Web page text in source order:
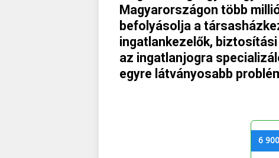
Magyarországon több
befolyásolja a
ingatlankezelők,
az ingatlanjogra
egyre látványosabb
6